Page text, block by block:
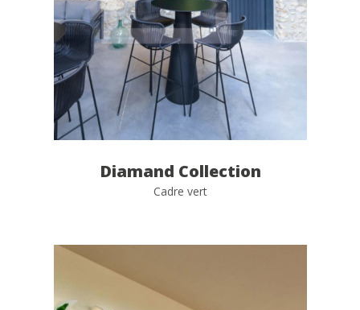
Diamand Collection
Cadre vert